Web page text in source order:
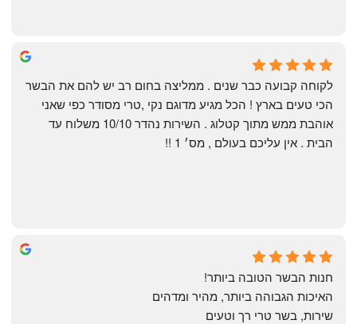
Shahaf Bendarker
6 months ago
Annael Annael
8 months ago
הבית . אין עליכם בעולם , מס׳ 1 !!
חנות הבשר הטובה ביותר!
האיכות הגבוהה ביותר, מהיר ומדהים
שירות, בשר טרי רך וטעים